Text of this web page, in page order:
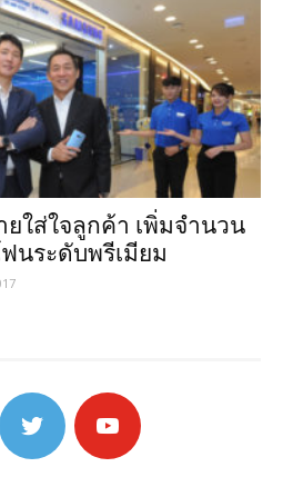
ใส่ใจลูกค้า เพิ่มจำนวน
นระดับพรีเมียม